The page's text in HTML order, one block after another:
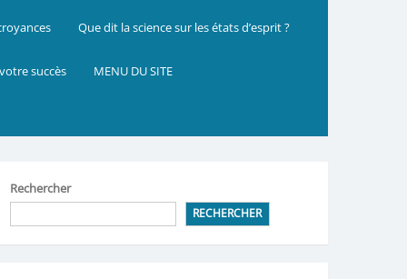
Que dit la science sur les états d’esprit ?
succès MENU DU SITE
Rechercher
RECHERCHER